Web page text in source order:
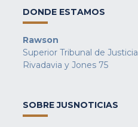
DONDE ESTAMOS
Rawson
Superior Tribunal de Justicial
Rivadavia y Jones 75
SOBRE JUSNOTICIAS